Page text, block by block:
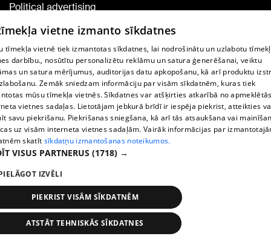
Political advertising
Cookie policy
Commenting terms
TV program
Contract rules
360 Ziņu kontakti
Helio Media
Vortal assistance service: e-mail -
All rights reserved.
News Search 1188 play
vietne izmanto sīkdatnes
tīmekļa vietnē tiek izmantotas sīkdatnes, lai nodrošinātu un uzlabotu
darbību., nosūtītu personalizētu reklāmu un satura ģenerēšanai, veiktu
un satura mērījumus, auditorijas datu apkopošanu, kā arī produktu
Zemāk sniedzam informāciju par visām sīkdatnēm, kuras tiek
mūsu tīmekļa vietnēs. Sīkdatnes var atšķirties atkarībā no
vietnes sadaļas. Lietotājam jebkurā brīdī ir iespēja piekrist, atteikties
savu piekrišanu. Piekrišanas sniegšana, kā arī tās atsaukšana vai
uz visām interneta vietnes sadaļām. Vairāk informācijas par
skatīt sīkdatņu izmantošanas noteikumos.
VISUS PARTNERUS (1718) →
IZVĒLI
PIEKRIST VISĀM SĪKDATNĒM
ATSTĀT TEHNISKĀS SĪKDATNES